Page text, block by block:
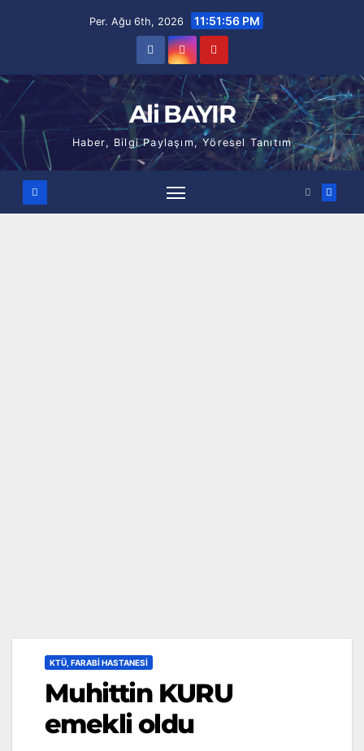
Per. Ağu 6th, 2026 11:51:57 PM
Ali BAYIR
Haber, Bilgi Paylaşım, Yöresel Tanıtım
KTÜ, FARABI HASTANESI
Muhittin KURU
emekli oldu